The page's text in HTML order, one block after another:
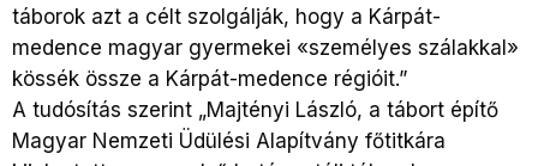
táborok azt a célt szolgálják, hogy a Kárpát-
medence magyar gyermekei «személyes szálakkal»
kössék össze a Kárpát-medence régióit.”
A tudósítás szerint „Majtényi László, a tábort építő
Magyar Nemzeti Üdülési Alapítvány főtitkára